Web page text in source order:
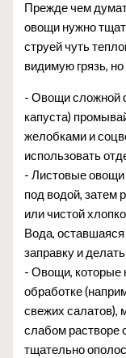
Прежде чем
овощи нужно
струей чуть
видимую грязь,
- Овощи сложной
капуста)
желобками и
использовать
- Листовые
под водой, затем
или чистой
Вода,
заправку и
- Овощи, которые
обработке
свежих салатов),
слабом растворе
тщательно